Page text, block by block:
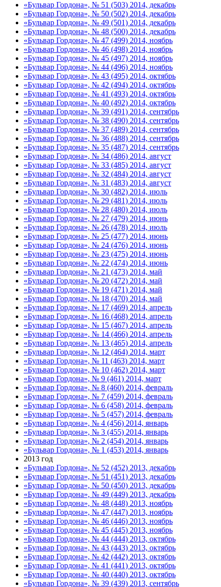
«Бульвар Гордона», № 51 (503) 2014, декабрь
«Бульвар Гордона», № 50 (502) 2014, декабрь
«Бульвар Гордона», № 49 (501) 2014, декабрь
«Бульвар Гордона», № 48 (500) 2014, декабрь
«Бульвар Гордона», № 47 (499) 2014, ноябрь
«Бульвар Гордона», № 46 (498) 2014, ноябрь
«Бульвар Гордона», № 45 (497) 2014, ноябрь
«Бульвар Гордона», № 44 (496) 2014, ноябрь
«Бульвар Гордона», № 43 (495) 2014, октябрь
«Бульвар Гордона», № 42 (494) 2014, октябрь
«Бульвар Гордона», № 41 (493) 2014, октябрь
«Бульвар Гордона», № 40 (492) 2014, октябрь
«Бульвар Гордона», № 39 (491) 2014, сентябрь
«Бульвар Гордона», № 38 (490) 2014, сентябрь
«Бульвар Гордона», № 37 (489) 2014, сентябрь
«Бульвар Гордона», № 36 (488) 2014, сентябрь
«Бульвар Гордона», № 35 (487) 2014, сентябрь
«Бульвар Гордона», № 34 (486) 2014, август
«Бульвар Гордона», № 33 (485) 2014, август
«Бульвар Гордона», № 32 (484) 2014, август
«Бульвар Гордона», № 31 (483) 2014, август
«Бульвар Гордона», № 30 (482) 2014, июль
«Бульвар Гордона», № 29 (481) 2014, июль
«Бульвар Гордона», № 28 (480) 2014, июль
«Бульвар Гордона», № 27 (479) 2014, июнь
«Бульвар Гордона», № 26 (478) 2014, июль
«Бульвар Гордона», № 25 (477) 2014, июнь
«Бульвар Гордона», № 24 (476) 2014, июнь
«Бульвар Гордона», № 23 (475) 2014, июнь
«Бульвар Гордона», № 22 (474) 2014, июнь
«Бульвар Гордона», № 21 (473) 2014, май
«Бульвар Гордона», № 20 (472) 2014, май
«Бульвар Гордона», № 19 (471) 2014, май
«Бульвар Гордона», № 18 (470) 2014, май
«Бульвар Гордона», № 17 (469) 2014, апрель
«Бульвар Гордона», № 16 (468) 2014, апрель
«Бульвар Гордона», № 15 (467) 2014, апрель
«Бульвар Гордона», № 14 (466) 2014, апрель
«Бульвар Гордона», № 13 (465) 2014, апрель
«Бульвар Гордона», № 12 (464) 2014, март
«Бульвар Гордона», № 11 (463) 2014, март
«Бульвар Гордона», № 10 (462) 2014, март
«Бульвар Гордона», № 9 (461) 2014, март
«Бульвар Гордона», № 8 (460) 2014, февраль
«Бульвар Гордона», № 7 (459) 2014, февраль
«Бульвар Гордона», № 6 (458) 2014, февраль
«Бульвар Гордона», № 5 (457) 2014, февраль
«Бульвар Гордона», № 4 (456) 2014, январь
«Бульвар Гордона», № 3 (455) 2014, январь
«Бульвар Гордона», № 2 (454) 2014, январь
«Бульвар Гордона», № 1 (453) 2014, январь
2013 год
«Бульвар Гордона», № 52 (452) 2013, декабрь
«Бульвар Гордона», № 51 (451) 2013, декабрь
«Бульвар Гордона», № 50 (450) 2013, декабрь
«Бульвар Гордона», № 49 (449) 2013, декабрь
«Бульвар Гордона», № 48 (448) 2013, ноябрь
«Бульвар Гордона», № 47 (447) 2013, ноябрь
«Бульвар Гордона», № 46 (446) 2013, ноябрь
«Бульвар Гордона», № 45 (445) 2013, ноябрь
«Бульвар Гордона», № 44 (444) 2013, октябрь
«Бульвар Гордона», № 43 (443) 2013, октябрь
«Бульвар Гордона», № 42 (442) 2013, октябрь
«Бульвар Гордона», № 41 (441) 2013, октябрь
«Бульвар Гордона», № 40 (440) 2013, октябрь
«Бульвар Гордона», № 39 (439) 2013, сентябрь